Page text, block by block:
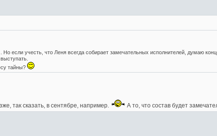
Но если учесть, что Леня всегда собирает замечательных исполнителей, думаю
тайны?
так сказать, в сентябре, например. А то, что состав будет